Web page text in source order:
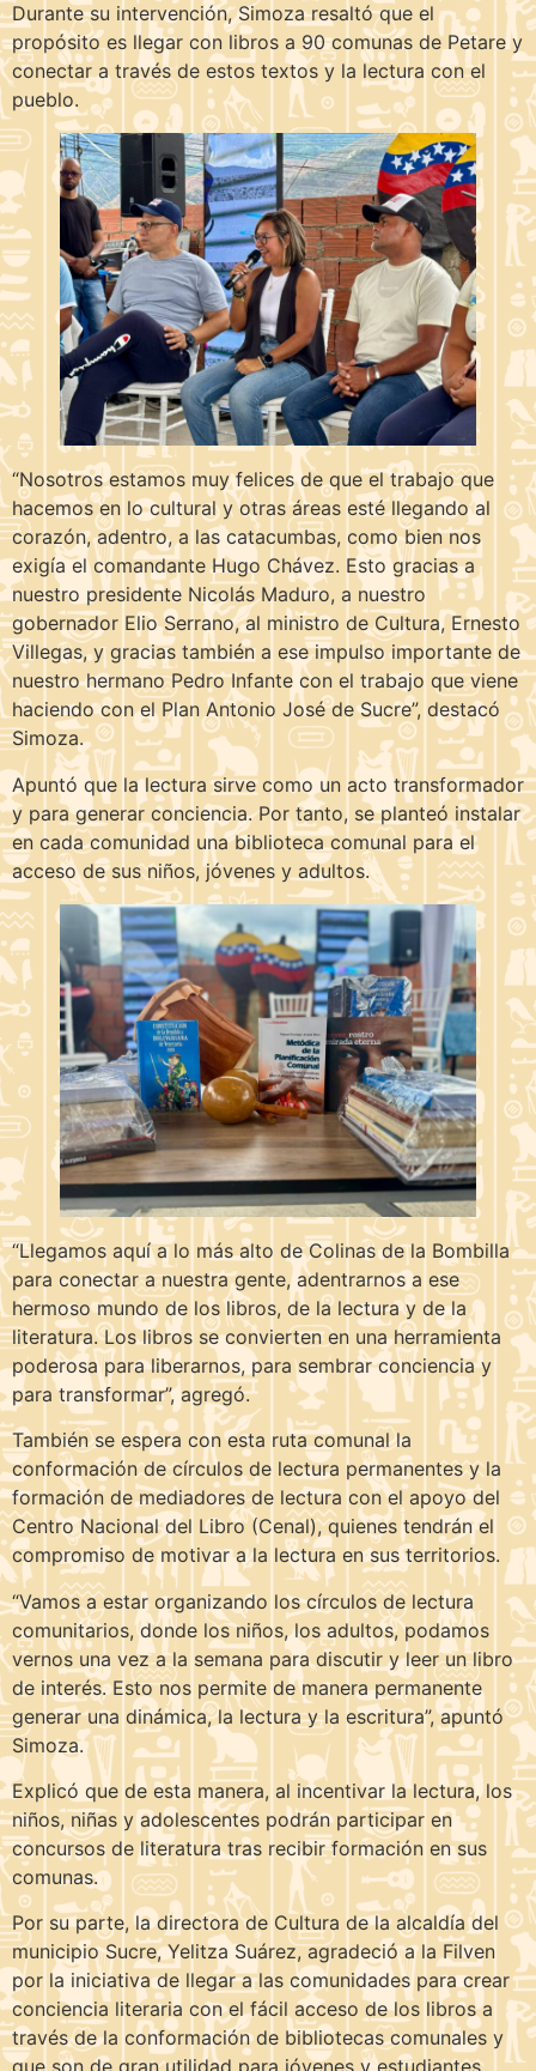
Durante su intervención, Simoza resaltó que el
propósito es llegar con libros a 90 comunas de Petare y
conectar a través de estos textos y la lectura con el
pueblo.
“Nosotros estamos muy felices de que el trabajo que
hacemos en lo cultural y otras áreas esté llegando al
corazón, adentro, a las catacumbas, como bien nos
exigía el comandante Hugo Chávez. Esto gracias a
nuestro presidente Nicolás Maduro, a nuestro
gobernador Elio Serrano, al ministro de Cultura, Ernesto
Villegas, y gracias también a ese impulso importante de
nuestro hermano Pedro Infante con el trabajo que viene
haciendo con el Plan Antonio José de Sucre”, destacó
Simoza.
Apuntó que la lectura sirve como un acto transformador
y para generar conciencia. Por tanto, se planteó instalar
en cada comunidad una biblioteca comunal para el
acceso de sus niños, jóvenes y adultos.
“Llegamos aquí a lo más alto de Colinas de la Bombilla
para conectar a nuestra gente, adentrarnos a ese
hermoso mundo de los libros, de la lectura y de la
literatura. Los libros se convierten en una herramienta
poderosa para liberarnos, para sembrar conciencia y
para transformar”, agregó.
También se espera con esta ruta comunal la
conformación de círculos de lectura permanentes y la
formación de mediadores de lectura con el apoyo del
Centro Nacional del Libro (Cenal), quienes tendrán el
compromiso de motivar a la lectura en sus territorios.
“Vamos a estar organizando los círculos de lectura
comunitarios, donde los niños, los adultos, podamos
vernos una vez a la semana para discutir y leer un libro
de interés. Esto nos permite de manera permanente
generar una dinámica, la lectura y la escritura”, apuntó
Simoza.
Explicó que de esta manera, al incentivar la lectura, los
niños, niñas y adolescentes podrán participar en
concursos de literatura tras recibir formación en sus
comunas.
Por su parte, la directora de Cultura de la alcaldía del
municipio Sucre, Yelitza Suárez, agradeció a la Filven
por la iniciativa de llegar a las comunidades para crear
conciencia literaria con el fácil acceso de los libros a
través de la conformación de bibliotecas comunales y